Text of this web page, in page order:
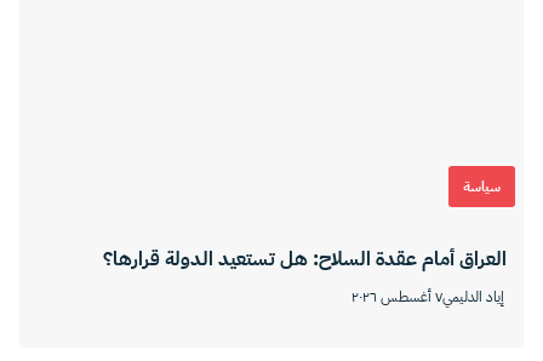
سياسة
العراق أمام عقدة السلاح: هل تستعيد الدولة قرارها؟
إياد الدليمي٧ أغسطس ٢٠٢٦